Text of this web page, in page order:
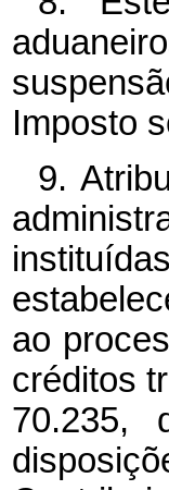
Imposto
9.
ao
créditos
70.235,